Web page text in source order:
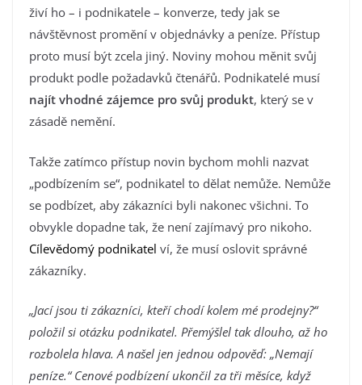
živí ho – i podnikatele – konverze, tedy jak se
návštěvnost promění v objednávky a peníze. Přístup
proto musí být zcela jiný. Noviny mohou měnit svůj
produkt podle požadavků čtenářů. Podnikatelé musí
najít vhodné zájemce pro svůj produkt, který se v
zásadě nemění.
Takže zatímco přístup novin bychom mohli nazvat
„podbízením se“, podnikatel to dělat nemůže. Nemůže
se podbízet, aby zákazníci byli nakonec všichni. To
obvykle dopadne tak, že není zajímavý pro nikoho.
Cílevědomý podnikatel ví, že musí oslovit správné
zákazníky.
„Jací jsou ti zákazníci, kteří chodí kolem mé prodejny?“
položil si otázku podnikatel. Přemýšlel tak dlouho, až ho
rozbolela hlava. A našel jen jednou odpověď: „Nemají
peníze.“ Cenové podbízení ukončil za tři měsíce, když